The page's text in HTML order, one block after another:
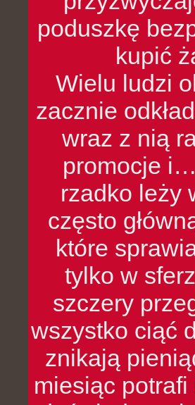
poduszkę
kupić
Wielu ludzi
zacznie
wraz z nią
promocje
rzadko leży
często
które
tylko w
szczery
wszystko ciąć
znikają
miesiąc